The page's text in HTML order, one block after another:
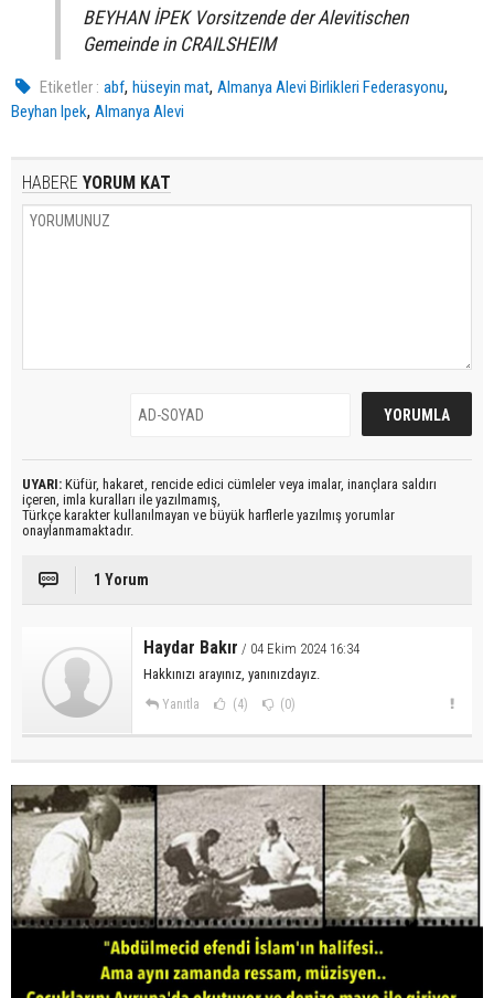
BEYHAN İPEK Vorsitzende der Alevitischen
Gemeinde in CRAILSHEIM
Etiketler : abf,hüseyin mat,Almanya Alevi Birlikleri Federasyonu,
Beyhan Ipek, Almanya Alevi
HABERE YORUM KAT
UYARI: Küfür, hakaret, rencide edici cümleler veya imalar, inançlara saldırı
içeren, imla kuralları ile yazılmamış,
Türkçe karakter kullanılmayan ve büyük harflerle yazılmış yorumlar
onaylanmamaktadır.
1 Yorum
Haydar Bakır / 04 Ekim 2024 16:34
Hakkınızı arayınız, yanınızdayız.
Yanıtla (4) (0)